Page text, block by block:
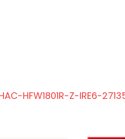
HFW1801R-Z-IRE6-